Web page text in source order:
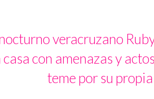
veracruzano
con amenazas y
teme por su